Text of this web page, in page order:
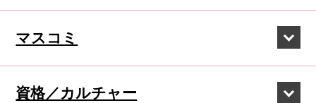
マスコミ
資格／カルチャー